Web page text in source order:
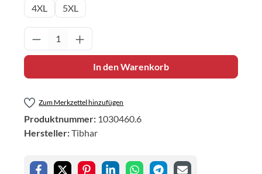
4XL
5XL
Produkt Anzahl: Gib den gewünschten
In den Warenkorb
Zum Merkzettel hinzufügen
Produktnummer: 1030460.6
Hersteller:Tibhar